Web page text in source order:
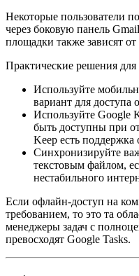
Некоторые пользователи
через боковую панель
площадки также зависят
Практические решения для
Используйте
вариант для доступа
Используйте Google
быть доступны при
Keep есть поддержка
Синхронизируйте
текстовым файлом,
нестабильного
Если офлайн-доступ на
требованием, то это та
менеджеры задач с
превосходят Google Tasks.